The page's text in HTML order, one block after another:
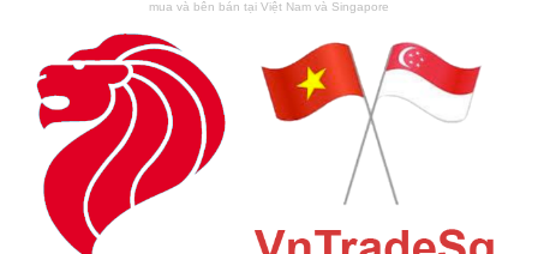
mua và bên bán tại Việt Nam và Singapore